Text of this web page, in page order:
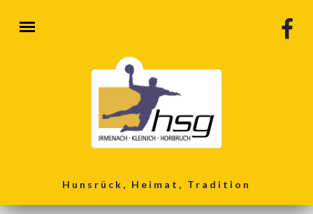
Hunsrück, Heimat, Tradition